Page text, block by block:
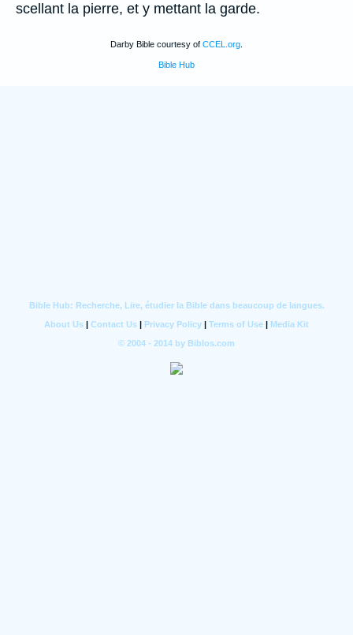
scellant la pierre, et y mettant la garde.
Darby Bible courtesy of CCEL.org
Bible Hub